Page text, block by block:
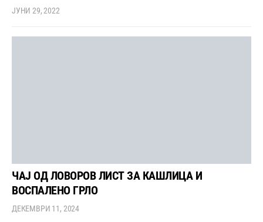
ЈУНИ 29, 2022
ЧАЈ ОД ЛОВОРОВ ЛИСТ ЗА КАШЛИЦА И
ВОСПАЛЕНО ГРЛО
ДЕКЕМВРИ 11, 2024